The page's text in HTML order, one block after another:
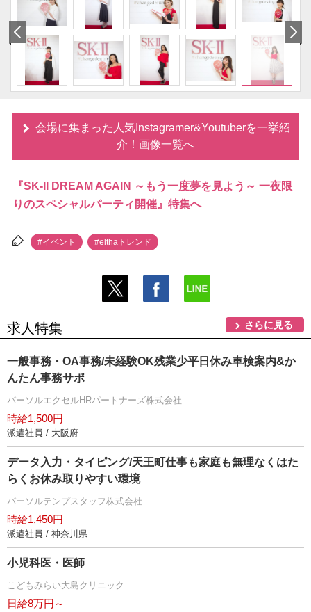
会場に集まった人気Instagramer&Youtuberを一挙紹
介！画像一覧へ
『SK-II DREAM AGAIN ～もう一度夢を見よう～ 一夜限
りのスペシャルパーティ開催』特集へ
#イベント #elthaトレンド
求人特集 さらに見る
一般事務・OA事務/未経験OK残業少平日休み車検案内&か
んたん事務サポ
パーソルエクセルHRパートナーズ株式会社
時給1,500円
派遣社員 / 大阪府
データ入力・タイピング/天王町仕事も家庭も無理なくはた
らくお休み取りやすい環境
パーソルテンプスタッフ株式会社
時給1,450円
派遣社員 / 神奈川県
小児科医・医師
こどもみらい大島クリニック
日給8万円～